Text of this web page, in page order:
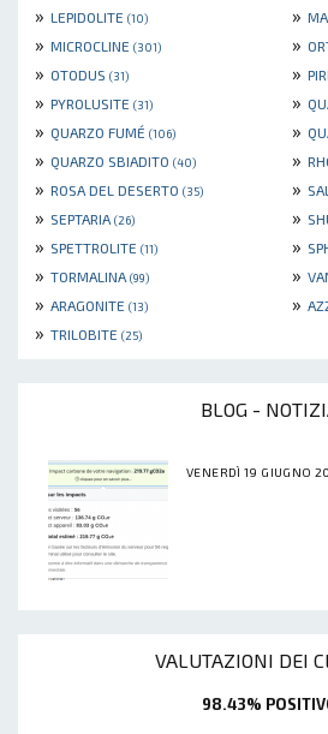
» LEPIDOLITE (10) »
» MICROCLINE (301) »
» OTODUS (31) »
» PYROLUSITE (31) »
» QUARZO FUMÉ (106) »
» QUARZO SBIADITO (40) »
» ROSA DEL DESERTO (35) »
» SEPTARIA (26) »
» SPETTROLITE (11) »
» TORMALINA (99) »
» ARAGONITE (13) »
» TRILOBITE (25)
BLOG -
VENERDÌ 19 GIUGNO
VALUTAZIONI DEI
98.43%